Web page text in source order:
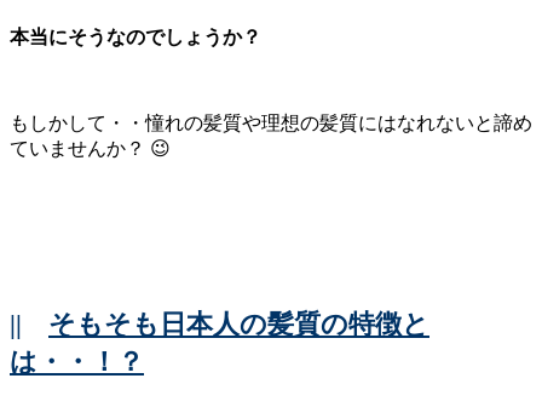
本当にそうなのでしょうか？
もしかして・・憧れの髪質や理想の髪質にはなれないと諦め
ていませんか？ 😉
|| そもそも日本人の髪質の特徴と
は・・！？